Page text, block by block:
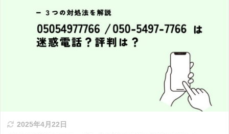
2025年4月22日